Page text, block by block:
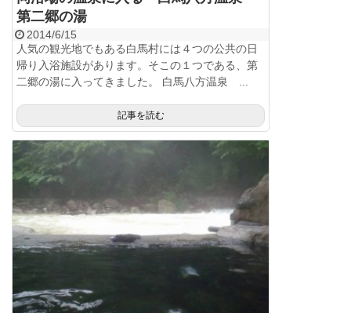
第二郷の湯
2014/6/15
人気の観光地でもある白馬村には４つの公共の日
帰り入浴施設があります。そこの１つである、第
二郷の湯に入ってきました。 白馬八方温泉 ...
記事を読む